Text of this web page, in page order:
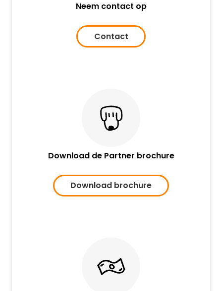
Neem contact op
Contact
Download de Partner brochure
Download brochure